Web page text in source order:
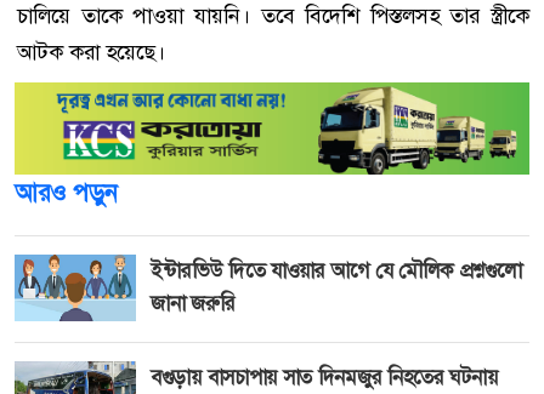
চালিয়ে তাকে পাওয়া যায়নি। তবে বিদেশি পিস্তলসহ তার স্ত্রীকে
আটক করা হয়েছে।
আরও পড়ুন
ইন্টারভিউ দিতে যাওয়ার আগে যে মৌলিক প্রশ্নগুলো
জানা জরুরি
বগুড়ায় বাসচাপায় সাত দিনমজুর নিহতের ঘটনায়